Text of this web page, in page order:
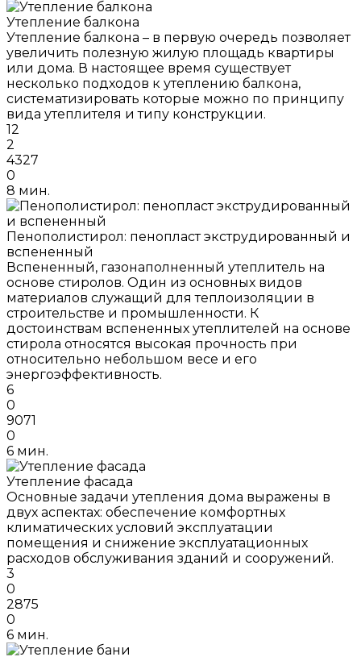
Утепление балкона
Утепление балкона – в первую очередь позволяет
увеличить полезную жилую площадь квартиры
или дома. В настоящее время существует
несколько подходов к утеплению балкона,
систематизировать которые можно по принципу
вида утеплителя и типу конструкции.
12
2
4327
0
8 мин.
Пенополистирол: пенопласт экструдированный и
вспененный
Вспененный, газонаполненный утеплитель на
основе стиролов. Один из основных видов
материалов служащий для теплоизоляции в
строительстве и промышленности. К
достоинствам вспененных утеплителей на основе
стирола относятся высокая прочность при
относительно небольшом весе и его
энергоэффективность.
6
0
9071
0
6 мин.
Утепление фасада
Основные задачи утепления дома выражены в
двух аспектах: обеспечение комфортных
климатических условий эксплуатации
помещения и снижение эксплуатационных
расходов обслуживания зданий и сооружений.
3
0
2875
0
6 мин.